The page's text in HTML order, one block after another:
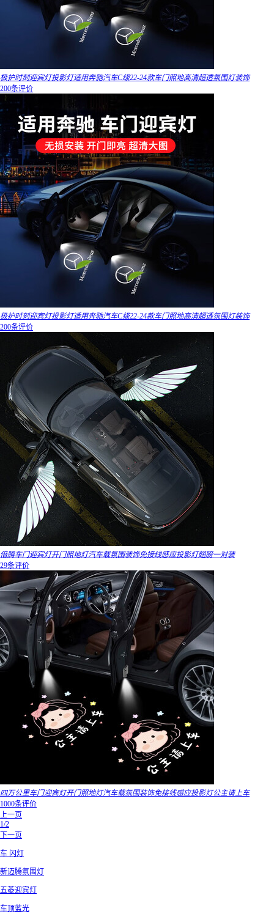
极护时刻迎宾灯投影灯适用奔驰汽车C级22-24款车门照地高清超透氛围灯装饰
200条评价
极护时刻迎宾灯投影灯适用奔驰汽车C级22-24款车门照地高清超透氛围灯装饰
200条评价
倍腾车门迎宾灯开门照地灯汽车载氛围装饰免接线感应投影灯翅膀一对装
29条评价
四万公里车门迎宾灯开门照地灯汽车载氛围装饰免接线感应投影灯公主请上车
1000条评价
上一页
1/2
下一页
车 闪灯
新迈腾氛围灯
五菱迎宾灯
车顶蓝光